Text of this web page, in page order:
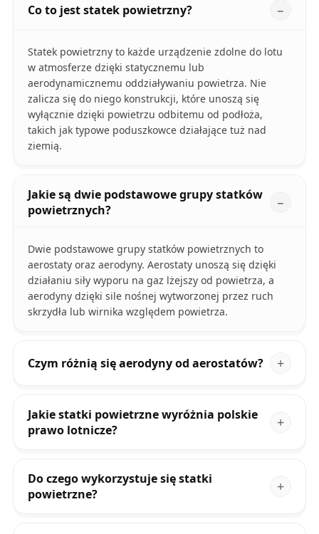
Co to jest statek powietrzny?
Statek powietrzny to każde urządzenie zdolne do lotu
w atmosferze dzięki statycznemu lub
aerodynamicznemu oddziaływaniu powietrza. Nie
zalicza się do niego konstrukcji, które unoszą się
wyłącznie dzięki powietrzu odbitemu od podłoża,
takich jak typowe poduszkowce działające tuż nad
ziemią.
Jakie są dwie podstawowe grupy statków
powietrznych?
Dwie podstawowe grupy statków powietrznych to
aerostaty oraz aerodyny. Aerostaty unoszą się dzięki
działaniu siły wyporu na gaz lżejszy od powietrza, a
aerodyny dzięki sile nośnej wytworzonej przez ruch
skrzydła lub wirnika względem powietrza.
Czym różnią się aerodyny od aerostatów?
Jakie statki powietrzne wyróżnia polskie
prawo lotnicze?
Do czego wykorzystuje się statki
powietrzne?